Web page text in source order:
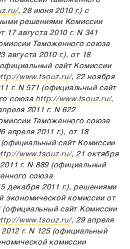
, 28 июня 2010 г.) с
решениями Комиссии
17 августа 2010 г. N 341
Таможенного союза
августа 2010 г.), от 18
сайт Комиссии
www.tsouz.ru/, 22 ноября
г. N 571 (официальный сайт
союза http://www.tsouz.ru/,
2011 г. N 622
Таможенного союза
апреля 2011 г.), от 18
(официальный сайт Комиссии
www.tsouz.ru/, 21 октября
г. N 889 (официальный
союза
декабря 2011 г.), решениями
экономической комиссии от
(официальный сайт Комиссии
www.tsouz.ru/, 29 апреля
2012 г. N 125 (официальный
комиссии